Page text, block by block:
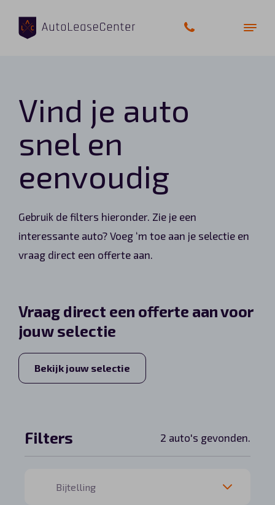
Vind je auto
snel en
eenvoudig
Gebruik de filters hieronder. Zie je een
interessante auto? Voeg ‘m toe aan je selectie en
vraag direct een offerte aan.
Vraag direct een offerte aan voor
jouw selectie
Bekijk jouw selectie
Filters 2 auto's gevonden.
Zakelijke auto’s
Bedrijfswagens
Elektrische auto’s
Private lease
Shortlease
Vragen?
Over ons